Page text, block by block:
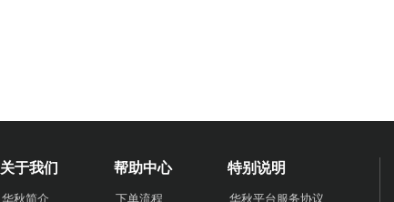
关于我们
华秋简介
帮助中心
下单流程
特别说明
华秋平台服务协议